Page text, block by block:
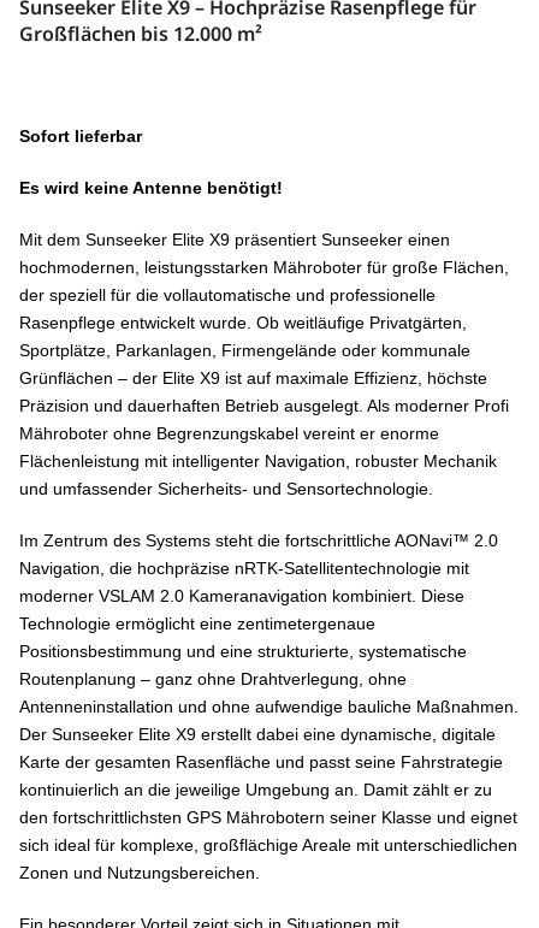
KANTENSCHNITT Optional
GEWICHT
GERÄUSCH
4G INKL.
PREIS
GESAMT-SCORE 24
Sunseeker Elite X9 – Hochpräzise Rasenpflege für
Großflächen bis 12.000 m²
Sofort lieferbar
Es wird keine Antenne benötigt!
Mit dem Sunseeker Elite X9 präsentiert Sunseeker einen
hochmodernen, leistungsstarken Mähroboter für große Flächen,
der speziell für die vollautomatische und professionelle
Rasenpflege entwickelt wurde. Ob weitläufige Privatgärten,
Sportplätze, Parkanlagen, Firmengelände oder kommunale
Grünflächen – der Elite X9 ist auf maximale Effizienz, höchste
Präzision und dauerhaften Betrieb ausgelegt. Als moderner Profi
Mähroboter ohne Begrenzungskabel vereint er enorme
Flächenleistung mit intelligenter Navigation, robuster Mechanik
und umfassender Sicherheits- und Sensortechnologie.
Im Zentrum des Systems steht die fortschrittliche AONavi™ 2.0
Navigation, die hochpräzise nRTK-Satellitentechnologie mit
moderner VSLAM 2.0 Kameranavigation kombiniert. Diese
Technologie ermöglicht eine zentimetergenaue
Positionsbestimmung und eine strukturierte, systematische
Routenplanung – ganz ohne Drahtverlegung, ohne
Antenneninstallation und ohne aufwendige bauliche Maßnahmen.
Der Sunseeker Elite X9 erstellt dabei eine dynamische, digitale
Karte der gesamten Rasenfläche und passt seine Fahrstrategie
kontinuierlich an die jeweilige Umgebung an. Damit zählt er zu
den fortschrittlichsten GPS Mährobotern seiner Klasse und eignet
sich ideal für komplexe, großflächige Areale mit unterschiedlichen
Zonen und Nutzungsbereichen.